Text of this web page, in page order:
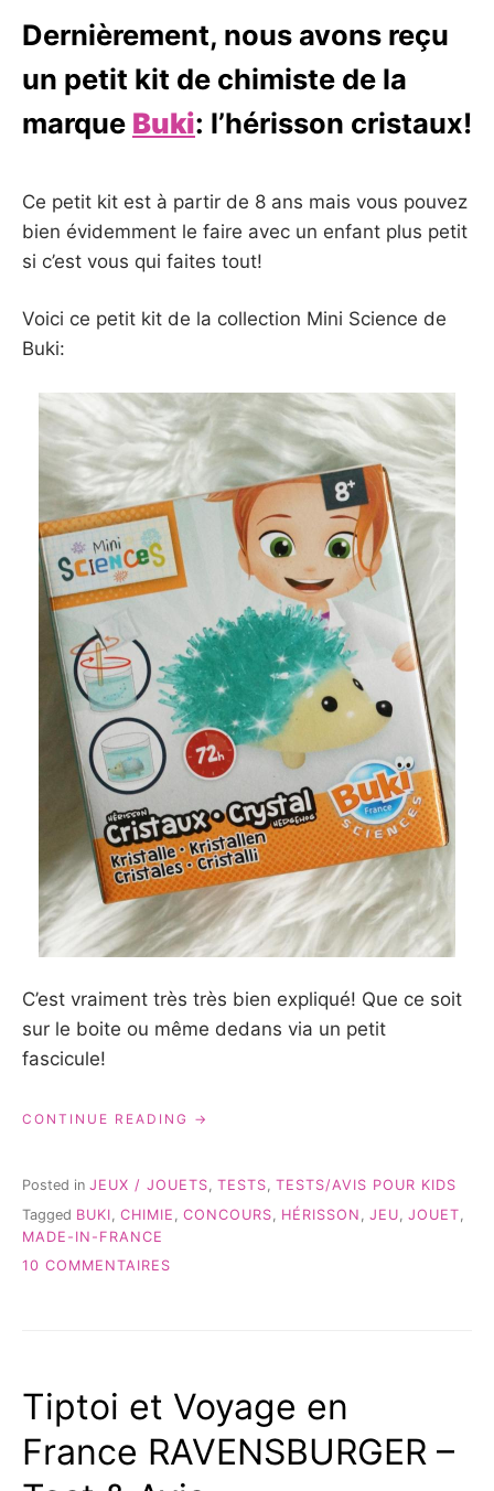
Dernièrement, nous avons reçu
un petit kit de chimiste de la
marque Buki: l’hérisson cristaux!
Ce petit kit est à partir de 8 ans mais vous pouvez
bien évidemment le faire avec un enfant plus petit
si c’est vous qui faites tout!
Voici ce petit kit de la collection Mini Science de
Buki:
C’est vraiment très très bien expliqué! Que ce soit
sur le boite ou même dedans via un petit
fascicule!
CONTINUE READING « L’HÉRISSON
BUKI:
FAIRE
Posted in JEUX / JOUETS, TESTS, TESTS/AVIS POUR KIDS
Tagged BUKI CHIMIE CONCOURS HÉRISSON JEU JOUET
MADE-IN-FRANCE
10 COMMENTAIRES
FAIRE
UN
PEU
DE
CHIMIE
Tiptoi et Voyage en
France RAVENSBURGER –